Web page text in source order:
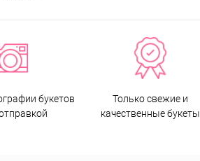
букетов
Только свежие и
качественные букеты